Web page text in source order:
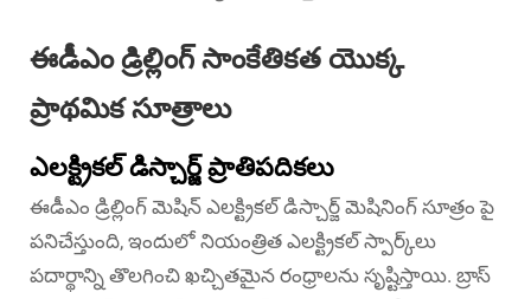
ఈడీఎం డ్రిల్లింగ్ సాంకేతికత యొక్క
ప్రాథమిక సూత్రాలు
ఎలక్ట్రికల్ డిస్చార్జ్ ప్రాతిపదికలు
ఈడీఎం డ్రిల్లింగ్ మెషిన్ ఎలక్ట్రికల్ డిస్చార్జ్ మెషినింగ్ సూత్రం పై
పనిచేస్తుంది, ఇందులో నియంత్రిత ఎలక్ట్రికల్ స్పార్క్‌లు
పదార్థాన్ని తొలగించి ఖచ్చితమైన రంధ్రాలను సృష్టిస్తాయి. బ్రాస్